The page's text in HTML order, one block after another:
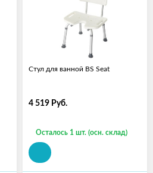
Стул для ванной BS Seat
4 519 Руб.
Осталось 1 шт. (осн. склад)